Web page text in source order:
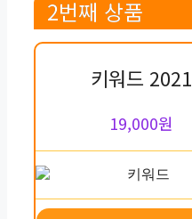
2번째 상품
키워드 2021
19,000원